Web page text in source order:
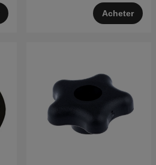
Acheter